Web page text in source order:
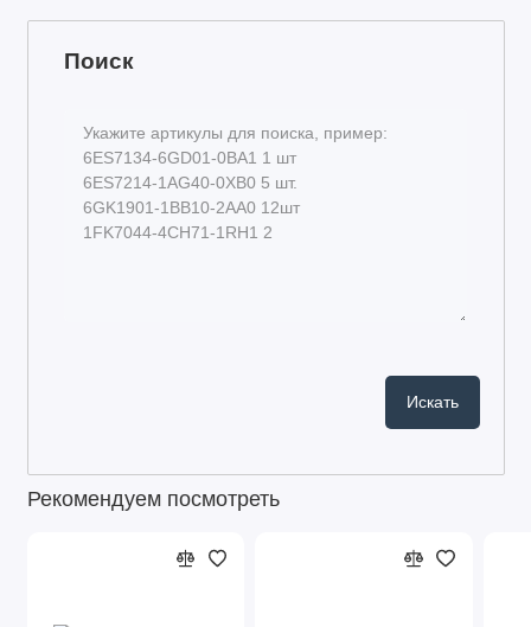
Поиск
Рекомендуем посмотреть